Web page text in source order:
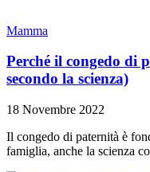
Mamma
Perché il congedo di
secondo la scienza)
18 Novembre 2022
Il congedo di paternità è
famiglia, anche la scienza